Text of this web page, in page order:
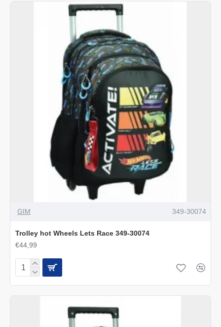
GIM 349-30074
Trolley hot Wheels Lets Race 349-30074
€44,99